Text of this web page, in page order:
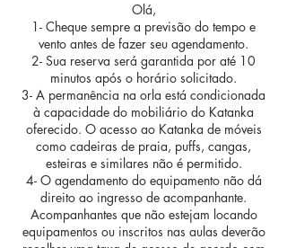
Olá,
1- Cheque sempre a previsão do tempo e
vento antes de fazer seu agendamento.
2- Sua reserva será garantida por até 10
minutos após o horário solicitado.
3- A permanência na orla está condicionada
à capacidade do mobiliário do Katanka
oferecido. O acesso ao Katanka de móveis
como cadeiras de praia, puffs, cangas,
esteiras e similares não é permitido.
4- O agendamento do equipamento não dá
direito ao ingresso de acompanhante.
Acompanhantes que não estejam locando
equipamentos ou inscritos nas aulas deverão